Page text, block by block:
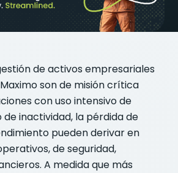
de activos empresariales
son de misión crítica
con uso intensivo de
de inactividad, la pérdida de
pueden derivar en
de seguridad,
A medida que más